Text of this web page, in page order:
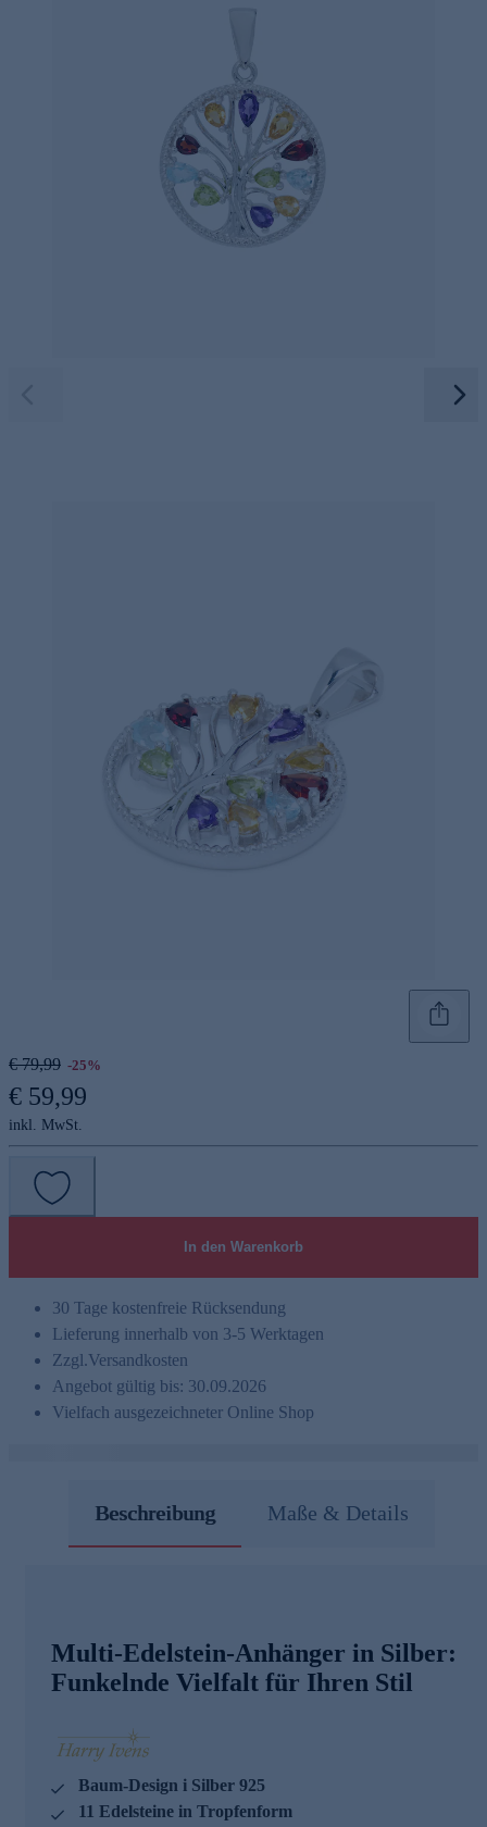
€ 79,99 -25%
€ 59,99
inkl. MwSt.
In den Warenkorb
30 Tage kostenfreie Rücksendung
Lieferung innerhalb von 3-5 Werktagen
Zzgl.Versandkosten
Angebot gültig bis: 30.09.2026
Vielfach ausgezeichneter Online Shop
Beschreibung Maße & Details
Multi-Edelstein-Anhänger in Silber:
Funkelnde Vielfalt für Ihren Stil
Baum-Design i Silber 925
11 Edelsteine in Tropfenform